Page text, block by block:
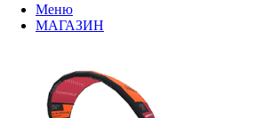
Меню
МАГАЗИН